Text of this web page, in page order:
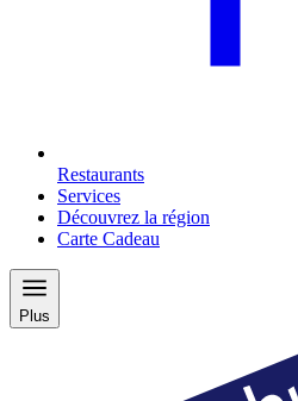
Restaurants
Services
Découvrez la région
Carte Cadeau
Plus